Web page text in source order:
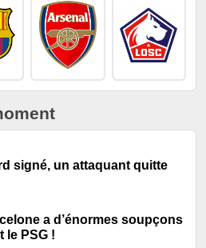
signé, un attaquant quitte
a d’énormes soupçons
le PSG !